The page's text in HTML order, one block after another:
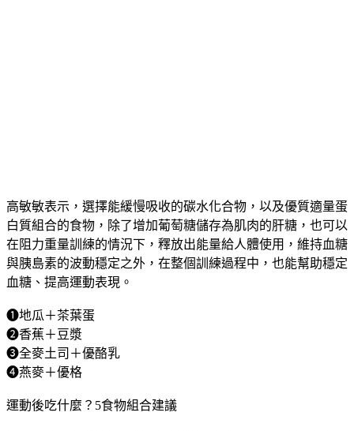
高敏敏表示，選擇能緩慢吸收的碳水化合物，以及優質適量蛋
白質組合的食物，除了增加葡萄糖儲存為肌肉的肝糖，也可以
在阻力重量訓練的情況下，釋放出能量給人體使用，維持血糖
與胰島素的波動穩定之外，在整個訓練過程中，也能幫助穩定
血糖、提高運動表現。
❶地瓜＋茶葉蛋
❷香蕉＋豆漿
❸全麥土司＋優酪乳
❹燕麥＋優格
運動後吃什麼？5食物組合建議